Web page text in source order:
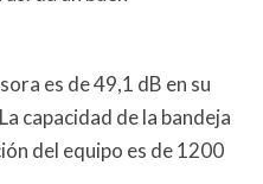
es de 49,1 dB en su
capacidad de la bandeja
del equipo es de 1200